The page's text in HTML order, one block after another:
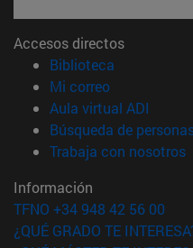
Accesos directos
Biblioteca
Mi correo(abre en
Aula virtual ADI
Búsqueda de
Trabaja con nosotros
Información
TFNO +34 948 42 56 00
¿QUÉ GRADO TE